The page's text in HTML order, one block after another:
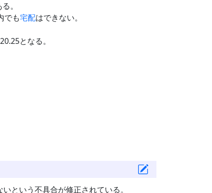
。
でも宅配はできない。
となる。
という不具合が修正されている。